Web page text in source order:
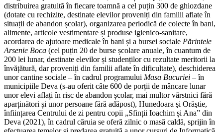
distribuirea gratuită în fiecare toamnă a cel puțin 300 de ghiozdane
(dotate cu rechizite, destinate elevilor proveniți din familii aflate în
situații de abandon școlar), organizarea periodică de colecte în bani,
alimente, articole vestimentare și produse igienico-sanitare,
acordarea de ajutoare medicale în bani și a bursei sociale Părintele
Arsenie Boca (cel puțin 20 de burse școlare anuale, în cuantum de
200 lei lunar, destinate elevilor și studenților cu rezultate meritorii la
învățătură, dar proveniți din familii aflate în dificultate), deschiderea
unor cantine sociale – în cadrul programului Masa Bucuriei – în
municipiile Deva (s-au oferit câte 600 de porții de mâncare lunar
unor elevi aflați în risc de abandon școlar, mai multor vârstnici fără
aparținători și unor persoane fără adăpost), Hunedoara şi Orăştie,
înființarea Centrului de zi pentru copii „Sfinții Ioachim și Ana” din
Deva (2021), în cadrul căruia se oferă zilnic o masă caldă, sprijin în